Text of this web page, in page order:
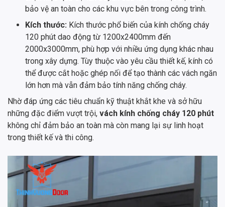
bảo vệ an toàn cho các khu vực bên trong công trình.
Kích thước: Kích thước phổ biến của kính chống cháy
120 phút dao động từ 1200x2400mm đến
2000x3000mm, phù hợp với nhiều ứng dụng khác nhau
trong xây dựng. Tùy thuộc vào yêu cầu thiết kế, kính có
thể được cắt hoặc ghép nối để tạo thành các vách ngăn
lớn hơn mà vẫn đảm bảo tính năng chống cháy.
Nhờ đáp ứng các tiêu chuẩn kỹ thuật khắt khe và sở hữu
những đặc điểm vượt trội, vách kính chống cháy 120 phút
không chỉ đảm bảo an toàn mà còn mang lại sự linh hoạt
trong thiết kế và thi công.